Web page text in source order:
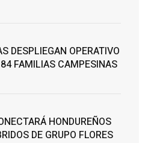
DESPLIEGAN OPERATIVO
FAMILIAS CAMPESINAS
HONDUREÑOS
DE GRUPO FLORES